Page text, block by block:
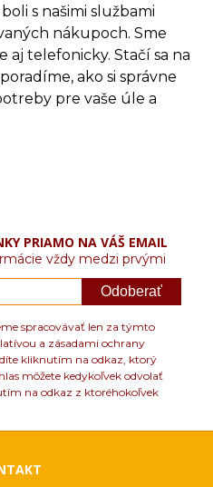
s našimi službami
nákupoch. Sme
aj telefonicky. Stačí sa na
ako si správne
pre vaše úle a
PRIAMO NA VÁŠ EMAIL
vždy medzi prvými
Odoberať
spracovávať len za týmto
a zásadami ochrany
kliknutím na odkaz, ktorý
môžete kedykoľvek odvolať
na odkaz z ktoréhokoľvek